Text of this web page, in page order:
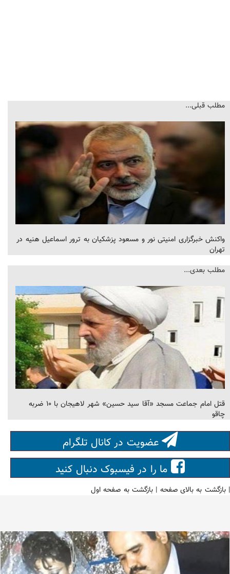
مطلب قبلی...
واکنش خبرگزاری امنیتی نور و مسعود پزشکیان به ترور اسماعیل هنیه در
تهران
مطلب بعدی...
قتل امام‌ جماعت مسجد «آقا سید حسین» شهر لاهیجان با ۱۰ ضربه
چاقو
عضویت در کانال تلگرام
ما را در فیسبوک دنبال کنید
|بازگشت به بالای صفحه |بازگشت به صفحه اول